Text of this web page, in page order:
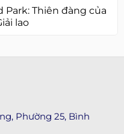
Park: Thiên đàng của
lao
Phường 25, Bình